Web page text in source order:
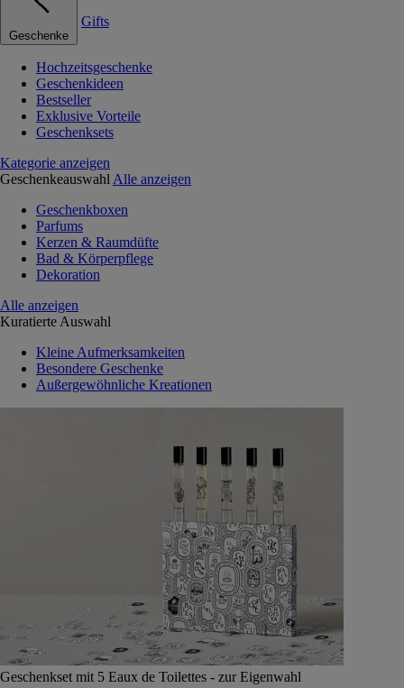
Geschenke
Gifts
Hochzeitsgeschenke
Geschenkideen
Bestseller
Exklusive Vorteile
Geschenksets
Kategorie anzeigen
Geschenkeauswahl Alle anzeigen
Geschenkboxen
Parfums
Kerzen & Raumdüfte
Bad & Körperpflege
Dekoration
Alle anzeigen
Kuratierte Auswahl
Kleine Aufmerksamkeiten
Besondere Geschenke
Außergewöhnliche Kreationen
Geschenkset mit 5 Eaux de Toilettes - zur Eigenwahl